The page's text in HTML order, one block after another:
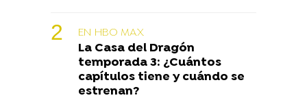
EN HBO MAX
La Casa del Dragón
temporada 3: ¿Cuántos
capítulos tiene y cuándo se
estrenan?